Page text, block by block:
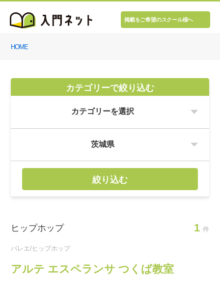
掲載をご希望のスクール様へ
HOME
カテゴリーで絞り込む
絞り込む
ヒップホップ 1 件
バレエ/ヒップホップ
アルテ エスペランサ つくば教室